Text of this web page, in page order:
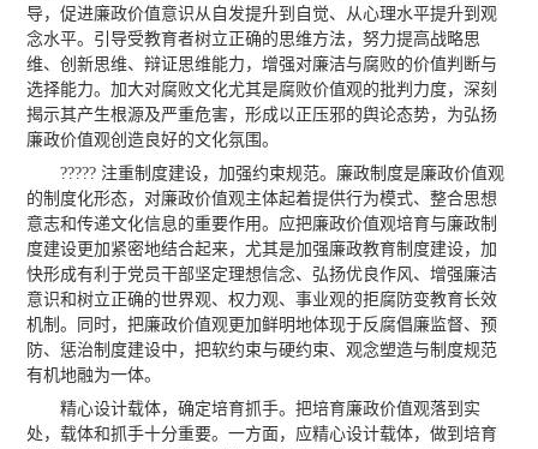
导，促进廉政价值意识从自发提升到自觉、从心理水平提升到观
念水平。引导受教育者树立正确的思维方法，努力提高战略思
维、创新思维、辩证思维能力，增强对廉洁与腐败的价值判断与
选择能力。加大对腐败文化尤其是腐败价值观的批判力度，深刻
揭示其产生根源及严重危害，形成以正压邪的舆论态势，为弘扬
廉政价值观创造良好的文化氛围。
????? 注重制度建设，加强约束规范。廉政制度是廉政价值观
的制度化形态，对廉政价值观主体起着提供行为模式、整合思想
意志和传递文化信息的重要作用。应把廉政价值观培育与廉政制
度建设更加紧密地结合起来，尤其是加强廉政教育制度建设，加
快形成有利于党员干部坚定理想信念、弘扬优良作风、增强廉洁
意识和树立正确的世界观、权力观、事业观的拒腐防变教育长效
机制。同时，把廉政价值观更加鲜明地体现于反腐倡廉监督、预
防、惩治制度建设中，把软约束与硬约束、观念塑造与制度规范
有机地融为一体。
精心设计载体，确定培育抓手。把培育廉政价值观落到实
处，载体和抓手十分重要。一方面，应精心设计载体，做到培育